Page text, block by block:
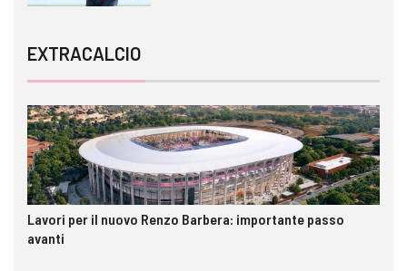
EXTRACALCIO
Lavori per il nuovo Renzo Barbera: importante passo
avanti